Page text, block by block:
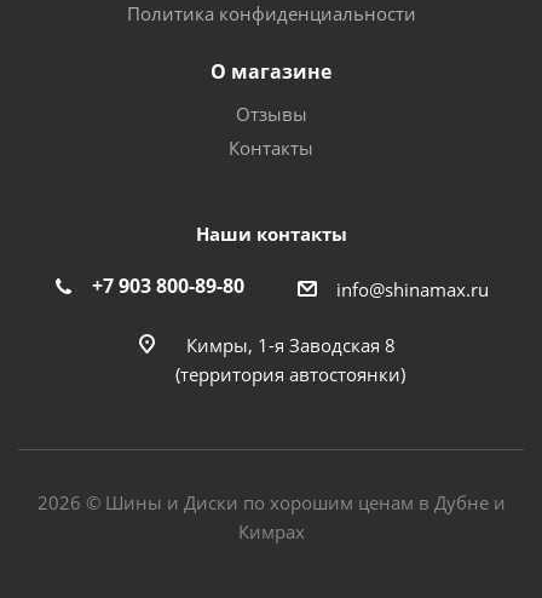
Политика конфиденциальности
О магазине
Отзывы
Контакты
Наши контакты
+7 903 800-89-80 info@shinamax.ru
Кимры, 1-я Заводская 8
(территория автостоянки)
2026 © Шины и Диски по хорошим ценам в Дубне и
Кимрах